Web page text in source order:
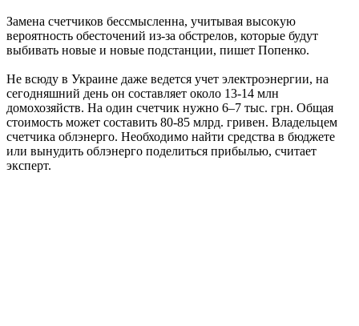
Замена счетчиков бессмысленна, учитывая высокую
вероятность обесточений из-за обстрелов, которые будут
выбивать новые и новые подстанции, пишет Попенко.
Не всюду в Украине даже ведется учет электроэнергии, на
сегодняшний день он составляет около 13-14 млн
домохозяйств. На один счетчик нужно 6–7 тыс. грн. Общая
стоимость может составить 80-85 млрд. гривен. Владельцем
счетчика облэнерго. Необходимо найти средства в бюджете
или вынудить облэнерго поделиться прибылью, считает
эксперт.